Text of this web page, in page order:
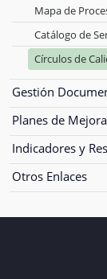
Mapa de
Catálogo de
Círculos de
Gestión
Planes de
Indicadores y
Otros Enlaces